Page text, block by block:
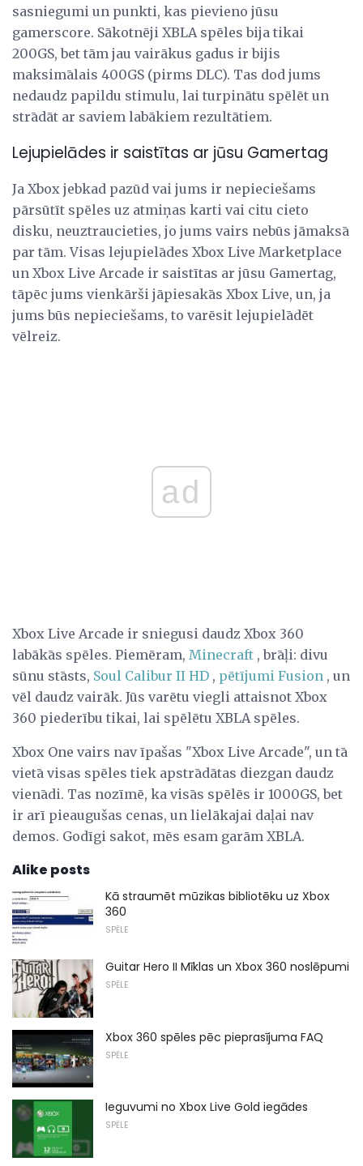
sasniegumi un punkti, kas pievieno jūsu
gamerscore. Sākotnēji XBLA spēles bija tikai
200GS, bet tām jau vairākus gadus ir bijis
maksimālais 400GS (pirms DLC). Tas dod jums
nedaudz papildu stimulu, lai turpinātu spēlēt un
strādāt ar saviem labākiem rezultātiem.
Lejupielādes ir saistītas ar jūsu Gamertag
Ja Xbox jebkad pazūd vai jums ir nepieciešams
pārsūtīt spēles uz atmiņas karti vai citu cieto
disku, neuztraucieties, jo jums vairs nebūs jāmaksā
par tām. Visas lejupielādes Xbox Live Marketplace
un Xbox Live Arcade ir saistītas ar jūsu Gamertag,
tāpēc jums vienkārši jāpiesakās Xbox Live, un, ja
jums būs nepieciešams, to varēsit lejupielādēt
vēlreiz.
ad
Xbox Live Arcade ir sniegusi daudz Xbox 360
labākās spēles. Piemēram, Minecraft , brāļi: divu
sūnu stāsts, Soul Calibur II HD , pētījumi Fusion , un
vēl daudz vairāk. Jūs varētu viegli attaisnot Xbox
360 piederību tikai, lai spēlētu XBLA spēles.
Xbox One vairs nav īpašas "Xbox Live Arcade", un tā
vietā visas spēles tiek apstrādātas diezgan daudz
vienādi. Tas nozīmē, ka visās spēlēs ir 1000GS, bet
ir arī pieaugušas cenas, un lielākajai daļai nav
demos. Godīgi sakot, mēs esam garām XBLA.
Alike posts
Kā straumēt mūzikas bibliotēku uz Xbox
360
SPĒLE
Guitar Hero II Mīklas un Xbox 360 noslēpumi
SPĒLE
Xbox 360 spēles pēc pieprasījuma FAQ
SPĒLE
Ieguvumi no Xbox Live Gold iegādes
SPĒLE